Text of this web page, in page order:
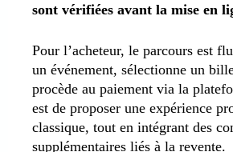
sont vérifiées avant la mise en
Pour l’acheteur, le parcours est
un événement, sélectionne un
procède au paiement via la
est de proposer une expérience
classique, tout en intégrant des
supplémentaires liés à la revente.